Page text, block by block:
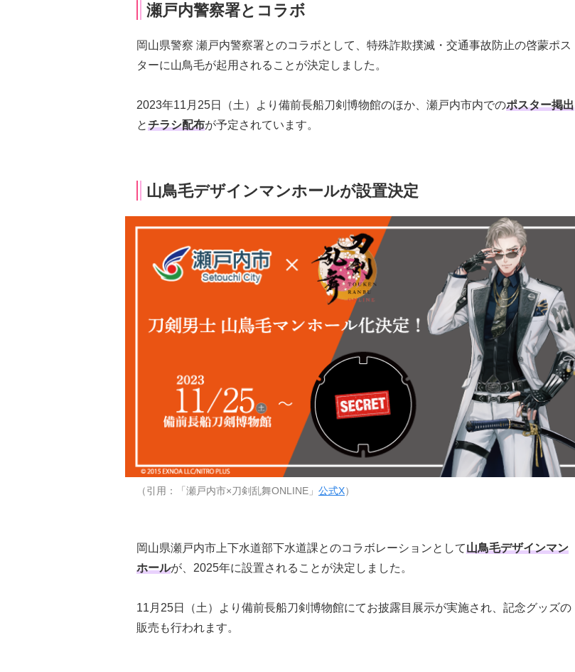
瀬戸内警察署とコラボ
岡山県警察 瀬戸内警察署とのコラボとして、特殊詐欺撲滅・交通事故防止の啓蒙ポス
ターに山鳥毛が起用されることが決定しました。
2023年11月25日（土）より備前長船刀剣博物館のほか、瀬戸内市内でのポスター掲出
とチラシ配布が予定されています。
山鳥毛デザインマンホールが設置決定
（引用：「瀬戸内市×刀剣乱舞ONLINE」 公式X）
岡山県瀬戸内市上下水道部下水道課とのコラボレーションとして山鳥毛デザインマン
ホールが、2025年に設置されることが決定しました。
11月25日（土）より備前長船刀剣博物館にてお披露目展示が実施され、記念グッズの
販売も行われます。